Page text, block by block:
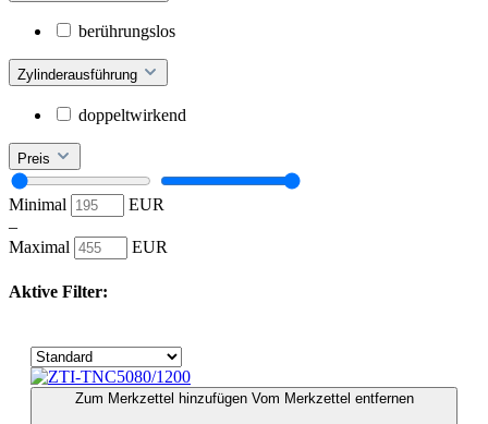
berührungslos
Zylinderausführung
doppeltwirkend
Preis
Minimal
EUR
–
Maximal
EUR
Aktive Filter:
Zum Merkzettel hinzufügen Vom Merkzettel entfernen